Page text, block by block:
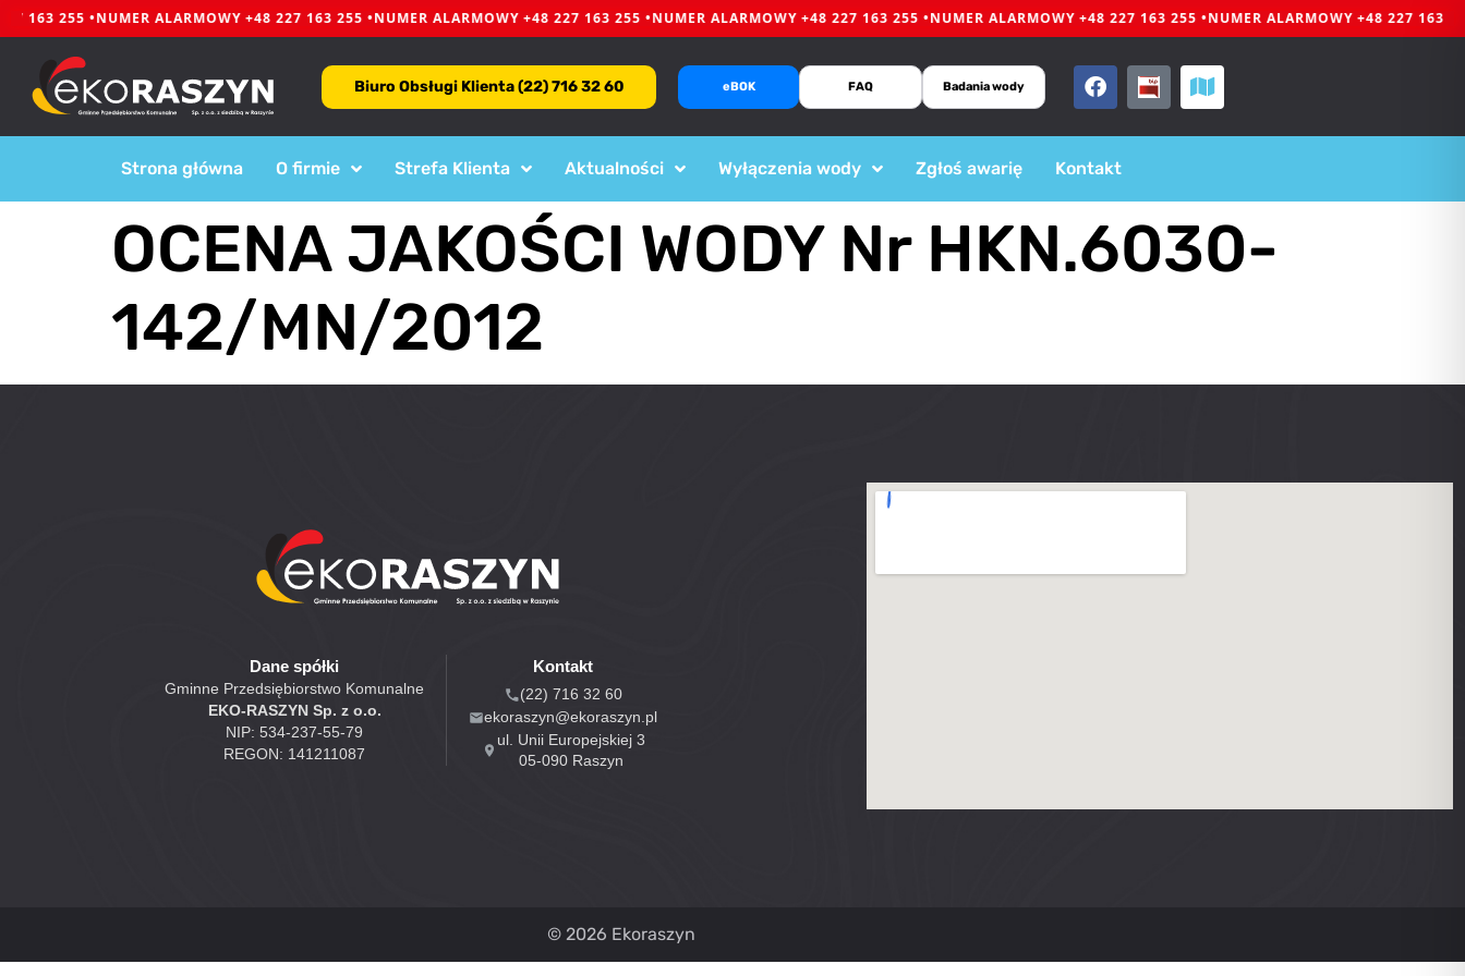
163 255 • NUMER ALARMOWY +48 227 163 255 • NUMER ALARMOWY +48 227 163 255 • NUMER ALARMOWY +48 227 163 255 • NUMER ALARMOWY +48 227 163 255 • NUMER ALARMOWY +48 227 163
Biuro Obsługi Klienta (22) 716 32 60 eBOK FAQ Badania wody
Strona główna O firmie Strefa Klienta Aktualności Wyłączenia wody Zgłoś awarię Kontakt
OCENA JAKOŚCI WODY Nr HKN.6030-
142/MN/2012
Dane spółki
Gminne Przedsiębiorstwo Komunalne
EKO-RASZYN Sp. z o.o.
NIP: 534-237-55-79
REGON: 141211087
Kontakt
(22) 716 32 60
ekoraszyn@ekoraszyn.pl
ul. Unii Europejskiej 3
05-090 Raszyn
© 2026 Ekoraszyn